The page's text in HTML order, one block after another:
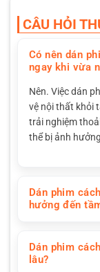
CÂU HỎI
Có nên dán
ngay khi vừa
Nên. Việc dán
vệ nội thất khỏi
trải nghiệm
thể bị ảnh
Dán phim
hưởng đến
Dán phim
lâu?